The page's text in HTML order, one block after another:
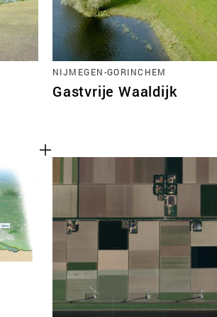
NIJMEGEN-GORINCHEM
Gastvrije Waaldijk